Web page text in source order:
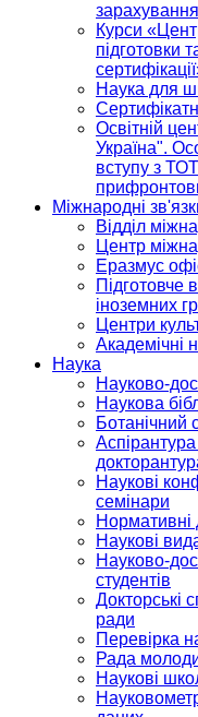
зарахування
Курси
підготовки
Наука для
Освітній
Україна".
вступу з
Міжнародні
Відділ
Центр
Еразмус
Підготовче
іноземних
Центри
Академічні
Наука
Науково-
Наукова
Ботанічний
Аспірантура
Наукові
семінари
Нормативні
Наукові
Науково-
студентів
Докторські
ради
Перевірка
Рада
Наукові